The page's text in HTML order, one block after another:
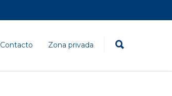
Contacto Zona privada